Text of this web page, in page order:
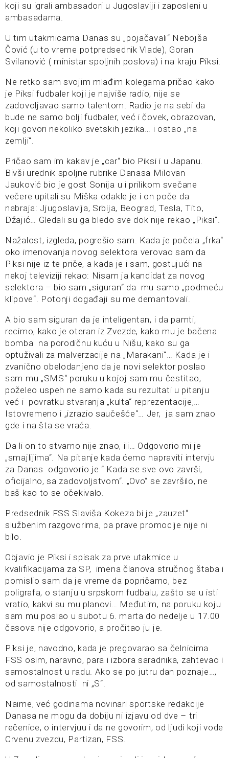
koji su igrali ambasadori u Jugoslaviji i zaposleni u
ambasadama.
U tim utakmicama Danas su „pojačavali“ Nebojša
Čović (u to vreme potpredsednik Vlade), Goran
Svilanović ( ministar spoljnih poslova) i na kraju Piksi.
Ne retko sam svojim mlađim kolegama pričao kako
je Piksi fudbaler koji je najviše radio, nije se
zadovoljavao samo talentom. Radio je na sebi da
bude ne samo bolji fudbaler, već i čovek, obrazovan,
koji govori nekoliko svetskih jezika… i ostao „na
zemlji“.
Pričao sam im kakav je „car“ bio Piksi i u Japanu.
Bivši urednik spoljne rubrike Danasa Milovan
Jauković bio je gost Sonija u i prilikom svečane
večere upitali su Miška odakle je i on poče da
nabraja: Jjugoslavija, Srbija, Beograd, Tesla, Tito,
Džajić… Gledali su ga bledo sve dok nije rekao „Piksi“.
Nažalost, izgleda, pogrešio sam. Kada je počela „frka“
oko imenovanja novog selektora verovao sam da
Piksi nije iz te priče, a kada je i sam, gostujući na
nekoj televiziji rekao: Nisam ja kandidat za novog
selektora – bio sam „siguran“ da mu samo „podmeću
klipove“. Potonji događaji su me demantovali.
A bio sam siguran da je inteligentan, i da pamti,
recimo, kako je oteran iz Zvezde, kako mu je bačena
bomba na porodičnu kuću u Nišu, kako su ga
optuživali za malverzacije na „Marakani“… Kada je i
zvanično obelodanjeno da je novi selektor poslao
sam mu „SMS“ poruku u kojoj sam mu čestitao,
poželeo uspeh ne samo kada su rezultati u pitanju
već i povratku stvaranja „kulta“ reprezentacije,…
Istovremeno i „izrazio saučešće“… Jer, ja sam znao
gde i na šta se vraća.
Da li on to stvarno nije znao, ili… Odgovorio mi je
„smajlijima“. Na pitanje kada ćemo napraviti intervju
za Danas odgovorio je “ Kada se sve ovo završi,
oficijalno, sa zadovoljstvom“. „Ovo“ se završilo, ne
baš kao to se očekivalo.
Predsednik FSS Slaviša Kokeza bi je „zauzet“
službenim razgovorima, pa prave promocije nije ni
bilo.
Objavio je Piksi i spisak za prve utakmice u
kvalifikacijama za SP, imena članova stručnog štaba i
pomislio sam da je vreme da popričamo, bez
poligrafa, o stanju u srpskom fudbalu, zašto se u isti
vratio, kakvi su mu planovi… Međutim, na poruku koju
sam mu poslao u subotu 6. marta do nedelje u 17.00
časova nije odgovorio, a pročitao ju je.
Piksi je, navodno, kada je pregovarao sa čelnicima
FSS osim, naravno, para i izbora saradnika, zahtevao i
samostalnost u radu. Ako se po jutru dan poznaje…,
od samostalnosti ni „S“.
Naime, već godinama novinari sportske redakcije
Danasa ne mogu da dobiju ni izjavu od dve – tri
rečenice, o intervjuu i da ne govorim, od ljudi koji vode
Crvenu zvezdu, Partizan, FSS.